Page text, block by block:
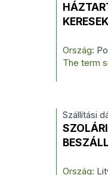
KERESEK
Ország:
The term
Szállítási
Ország: